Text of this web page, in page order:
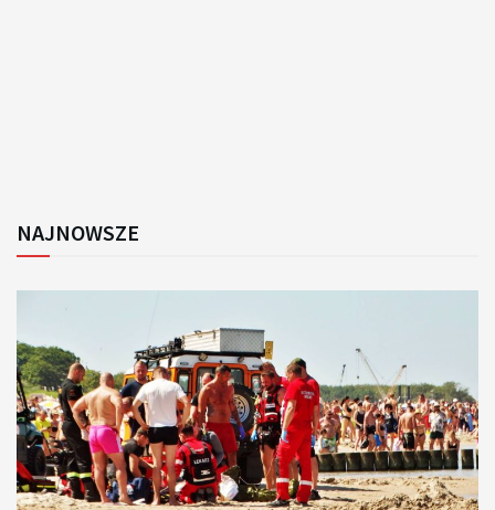
NAJNOWSZE